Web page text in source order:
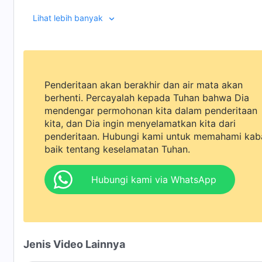
Lihat lebih banyak
Penderitaan akan berakhir dan air mata akan
berhenti. Percayalah kepada Tuhan bahwa Dia
mendengar permohonan kita dalam penderitaan
kita, dan Dia ingin menyelamatkan kita dari
penderitaan. Hubungi kami untuk memahami
baik tentang keselamatan Tuhan.
Hubungi kami via WhatsApp
Jenis Video Lainnya